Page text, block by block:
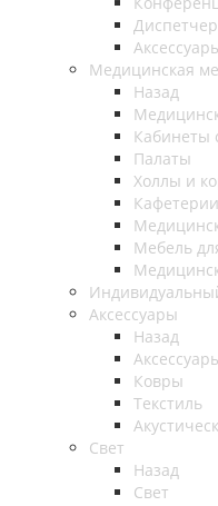
Медицинская
Назад
Кабинеты
Палаты
Холлы и
Мебель
Аксессуары
Назад
Ковры
Текстиль
Свет
Назад
Свет